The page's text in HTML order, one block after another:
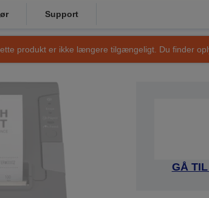
Support
produkt er ikke længere tilgængeligt. Du finder
GÅ